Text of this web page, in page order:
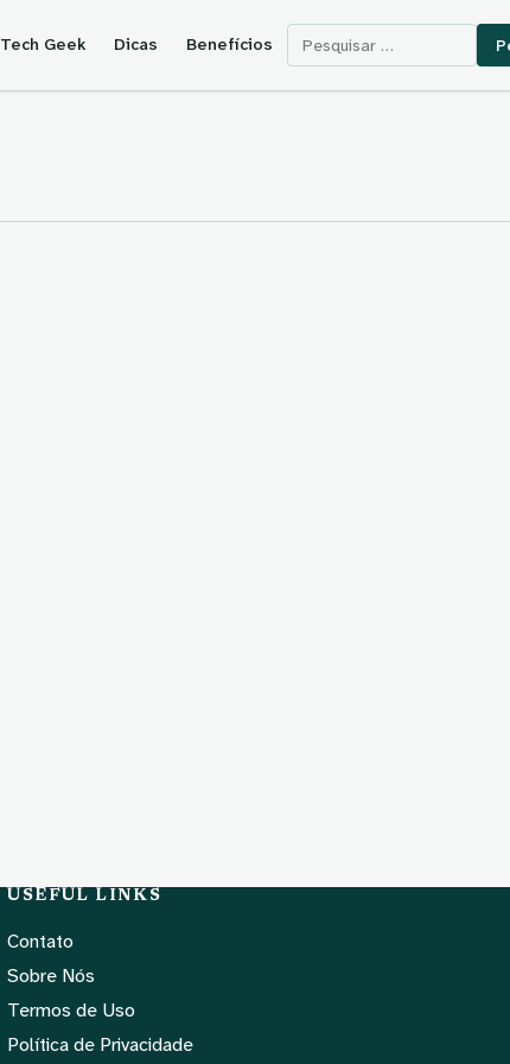
Tech Geek Dicas Benefícios Pesquisar por:
USEFUL LINKS
Contato
Sobre Nós
Termos de Uso
Política de Privacidade